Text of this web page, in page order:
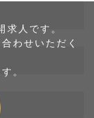
求人です。
わせいただく
。